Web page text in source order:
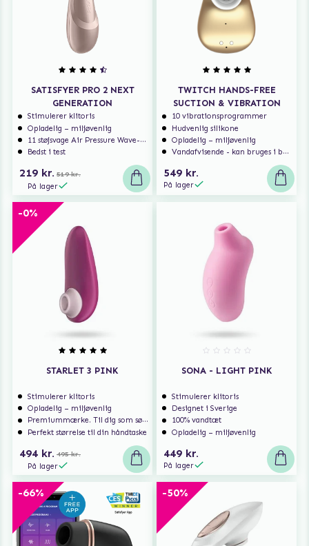
SATISFYER PRO 2 NEXT
GENERATION
Stimulerer klitoris
Opladelig – miljøvenlig
11 støjsvage Air Pressure Wave-programmer
Bedst i test
219 kr. 519 kr.
På lager
TWITCH HANDS-FREE
SUCTION & VIBRATION
10 vibrationsprogrammer
Hudvenlig silikone
Opladelig – miljøvenlig
Vandafvisende - kan bruges i badet
549 kr.
På lager
-0%
STARLET 3 PINK
Stimulerer klitoris
Opladelig – miljøvenlig
Premiummærke. Til dig som søger ekstra høj kvalitet.
Perfekt størrelse til din håndtaske
494 kr. 495 kr.
På lager
SONA - LIGHT PINK
Stimulerer klitoris
Designet i Sverige
100% vandtæt
Opladelig – miljøvenlig
449 kr.
På lager
-66% -50%